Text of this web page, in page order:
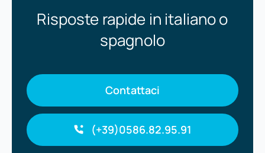
Risposte rapide in italiano o
spagnolo
Contattaci
(+39)0586.82.95.91